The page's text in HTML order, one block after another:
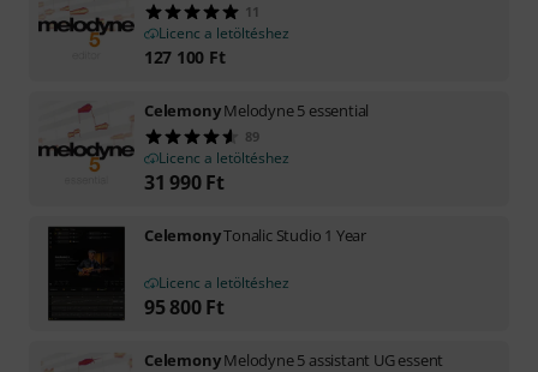
11
Licenc a letöltéshez
127 100 Ft
CelemonyMelodyne 5 essential
89
Licenc a letöltéshez
31 990 Ft
CelemonyTonalic Studio 1 Year
Licenc a letöltéshez
95 800 Ft
CelemonyMelodyne 5 assistant UG essent